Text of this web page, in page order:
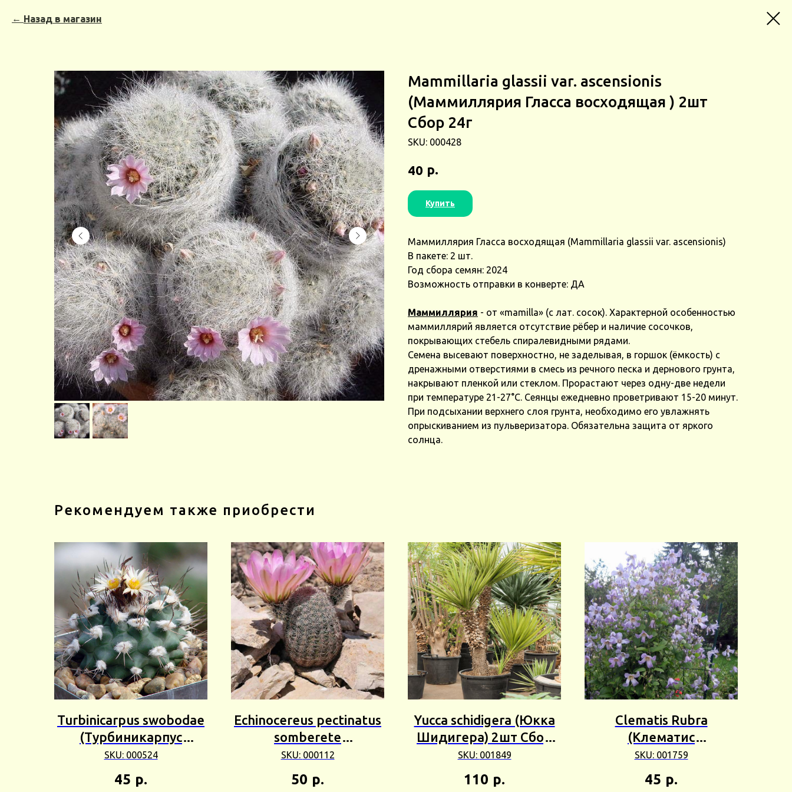
Назад в магазин
Mammillaria glassii var. ascensionis
(Маммиллярия Гласса восходящая ) 2шт
Сбор 24г
SKU: 000428
40 р.
Купить
Маммиллярия Гласса восходящая (Mammillaria glassii var. ascensionis)
В пакете: 2 шт.
Год сбора семян: 2024
Возможность отправки в конверте: ДА
Маммиллярия - от «mamilla» (с лат. сосок). Характерной особенностью
маммиллярий является отсутствие рёбер и наличие сосочков,
покрывающих стебель спиралевидными рядами.
Семена высевают поверхностно, не заделывая, в горшок (ёмкость) с
дренажными отверстиями в смесь из речного песка и дернового грунта,
накрывают пленкой или стеклом. Прорастают через одну-две недели
при температуре 21-27°С. Сеянцы ежедневно проветривают 15-20 минут.
При подсыхании верхнего слоя грунта, необходимо его увлажнять
опрыскиванием из пульверизатора. Обязательна защита от яркого
солнца.
Рекомендуем также приобрести
Turbinicarpus swobodae
(Турбиникарпус
Cвободаи) 3шт Сбор
25г
SKU: 000524
45 р.
Echinocereus pectinatus
somberete
(Эхиноцереус
пектинатус Сомберете)
5шт Сбор 23г
SKU: 000112
50 р.
Yucca schidigera (Юкка
Шидигера) 2шт Сбор
25г
SKU: 001849
110 р.
Clematis Rubra
(Клематис
ботанический Ханна)
3шт Сбор 24г
SKU: 001759
45 р.